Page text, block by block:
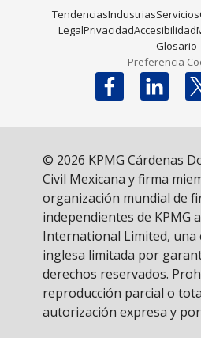
TendenciasIndustriasServicios
LegalPrivacidadAccesibilidad
Glosario
Preferencia
© 2026 KPMG Cárdenas
Civil Mexicana y firma
organización mundial de
independientes de KPMG
International Limited, una
inglesa limitada por
derechos reservados.
reproducción parcial o
autorización expresa y